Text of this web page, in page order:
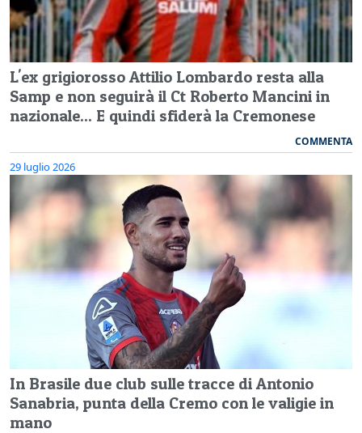
L'ex grigiorosso Attilio Lombardo resta alla
Samp e non seguirà il Ct Roberto Mancini in
nazionale... E quindi sfiderà la Cremonese
COMMENTA
29 luglio 2026
In Brasile due club sulle tracce di Antonio
Sanabria, punta della Cremo con le valigie in
mano